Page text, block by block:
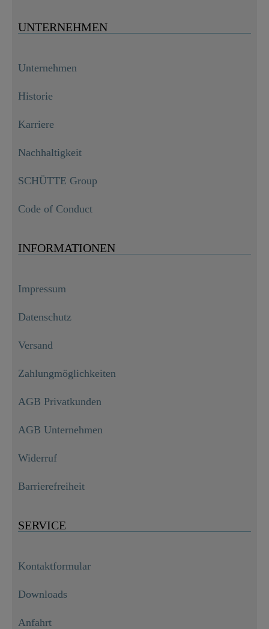
UNTERNEHMEN
Unternehmen
Historie
Karriere
Nachhaltigkeit
SCHÜTTE Group
Code of Conduct
INFORMATIONEN
Impressum
Datenschutz
Versand
Zahlungmöglichkeiten
AGB Privatkunden
AGB Unternehmen
Widerruf
Barrierefreiheit
SERVICE
Kontaktformular
Downloads
Anfahrt